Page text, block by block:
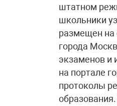
штатном
школьники
размещен на
города
экзаменов и
на портале
протоколы